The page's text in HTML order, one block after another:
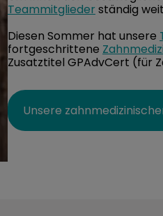
Teammitglieder ständig
Diesen Sommer hat unsere
fortgeschrittene Zahnmedizi
Zusatztitel GPAdvCert (für
Unsere